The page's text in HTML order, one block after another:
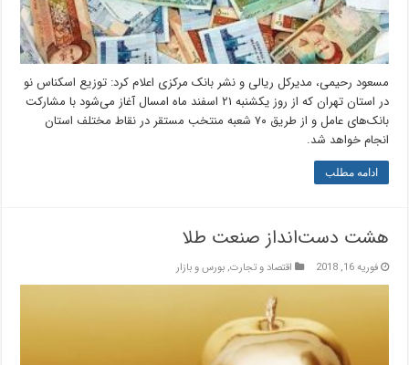
مسعود رحیمی، مدیرکل ریالی و نشر بانک مرکزی اعلام کرد: توزیع اسکناس نو
در استان تهران که از روز یکشنبه ۲۱ اسفند ماه امسال آغاز می‌شود با مشارکت
بانک‌های عامل و از طریق ۷۰ شعبه منتخب مستقر در نقاط مختلف استان
انجام خواهد شد.
ادامه مطلب
هشت دست‌انداز صنعت طلا
فوریه 16, 2018 اقتصاد و تجارت,بورس و بازار